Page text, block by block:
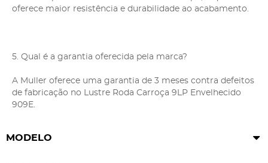
oferece maior resistência e durabilidade ao acabamento.
5. Qual é a garantia oferecida pela marca?
A Muller oferece uma garantia de 3 meses contra defeitos
de fabricação no Lustre Roda Carroça 9LP Envelhecido
909E.
MODELO